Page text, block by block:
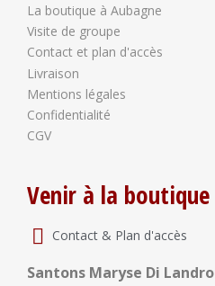
La boutique à Aubagne
Visite de groupe
Contact et plan d'accès
Livraison
Mentions légales
Confidentialité
CGV
Venir à la boutique
Contact & Plan d'accès
Santons Maryse Di Landro